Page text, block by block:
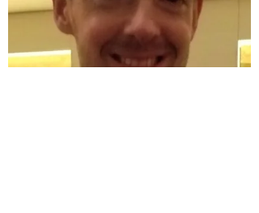
gravit les 1576 marches de l'Empire State
Building lors de...